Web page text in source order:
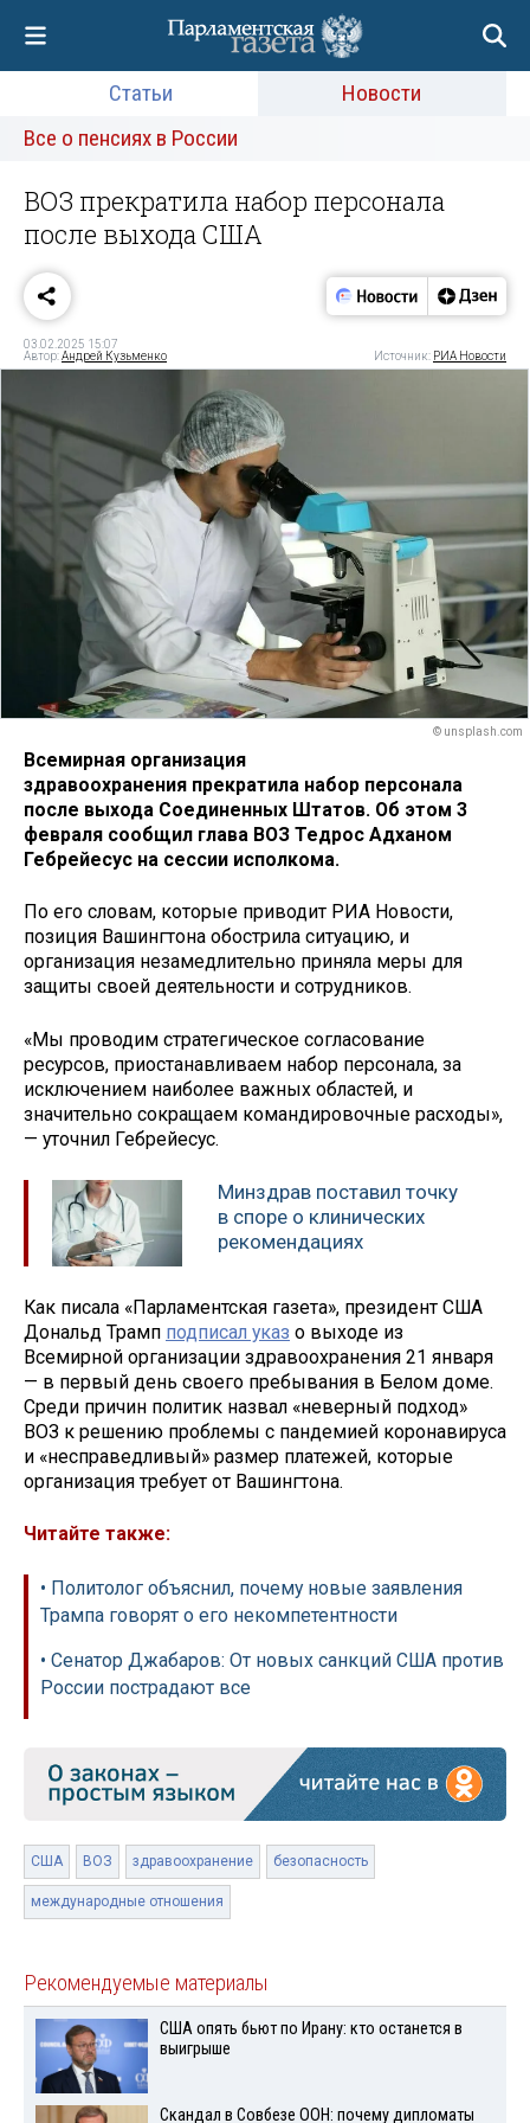
Статьи
Новости
Все о пенсиях в России
ВОЗ прекратила набор персонала
после выхода США
03.02.2025 15:07
Автор:Андрей Кузьменко Источник: РИА Новости
© unsplash.com
Всемирная организация
здравоохранения прекратила набор персонала
после выхода Соединенных Штатов. Об этом 3
февраля сообщил глава ВОЗ Тедрос Адханом
Гебрейесус на сессии исполкома.
По его словам, которые приводит РИА Новости,
позиция Вашингтона обострила ситуацию, и
организация незамедлительно приняла меры для
защиты своей деятельности и сотрудников.
«Мы проводим стратегическое согласование
ресурсов, приостанавливаем набор персонала, за
исключением наиболее важных областей, и
значительно сокращаем командировочные расходы»,
— уточнил Гебрейесус.
Минздрав поставил точку
в споре о клинических
рекомендациях
Как писала «Парламентская газета», президент США
Дональд Трамп подписал указ о выходе из
Всемирной организации здравоохранения 21 января
— в первый день своего пребывания в Белом доме.
Среди причин политик назвал «неверный подход»
ВОЗ к решению проблемы с пандемией коронавируса
и «несправедливый» размер платежей, которые
организация требует от Вашингтона.
Читайте также:
• Политолог объяснил, почему новые заявления
Трампа говорят о его некомпетентности
• Сенатор Джабаров: От новых санкций США против
России пострадают все
США ВОЗ здравоохранение безопасность
международные отношения
Рекомендуемые материалы
США опять бьют по Ирану: кто останется в
выигрыше
Скандал в Совбезе ООН: почему дипломаты